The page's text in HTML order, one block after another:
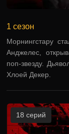
1 сезон
Морнингстару
Анджелес,
поп-звезду.
Хлоей Декер.
18 серий